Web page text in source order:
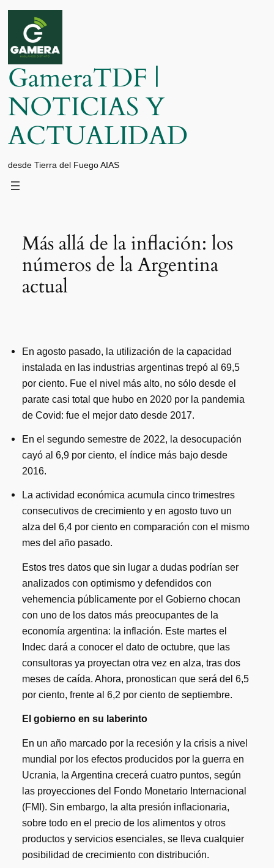
Saltar
contenido
GameraTDF |
NOTICIAS Y
ACTUALIDAD
desde Tierra del Fuego AIAS
Más allá de la inflación: los
números de la Argentina
actual
En agosto pasado, la utilización de la capacidad
instalada en las industrias argentinas trepó al 69,5
por ciento. Fue el nivel más alto, no sólo desde el
parate casi total que hubo en 2020 por la pandemia
de Covid: fue el mejor dato desde 2017.
En el segundo semestre de 2022, la desocupación
cayó al 6,9 por ciento, el índice más bajo desde
2016.
La actividad económica acumula cinco trimestres
consecutivos de crecimiento y en agosto tuvo un
alza del 6,4 por ciento en comparación con el mismo
mes del año pasado.
Estos tres datos que sin lugar a dudas podrían ser
analizados con optimismo y defendidos con
vehemencia públicamente por el Gobierno chocan
con uno de los datos más preocupantes de la
economía argentina: la inflación. Este martes el
Indec dará a conocer el dato de octubre, que las
consultoras ya proyectan otra vez en alza, tras dos
meses de caída. Ahora, pronostican que será del 6,5
por ciento, frente al 6,2 por ciento de septiembre.
El gobierno en su laberinto
En un año marcado por la recesión y la crisis a nivel
mundial por los efectos producidos por la guerra en
Ucrania, la Argentina crecerá cuatro puntos, según
las proyecciones del Fondo Monetario Internacional
(FMI). Sin embargo, la alta presión inflacionaria,
sobre todo en el precio de los alimentos y otros
productos y servicios esenciales, se lleva cualquier
posibilidad de crecimiento con distribución.